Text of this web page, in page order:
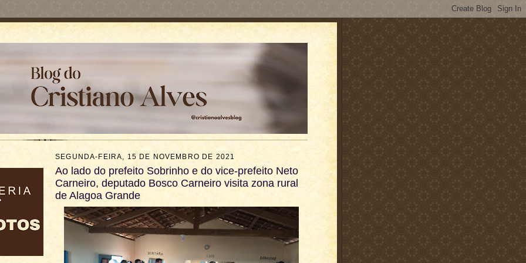
SEGUNDA-FEIRA, 15 DE NOVEMBRO DE 2021
Ao lado do prefeito Sobrinho e do vice-prefeito Neto
Carneiro, deputado Bosco Carneiro visita zona rural
de Alagoa Grande